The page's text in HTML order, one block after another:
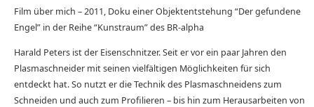
Film über mich – 2011, Doku einer Objektentstehung “Der gefundene
Engel” in der Reihe “Kunstraum” des BR-alpha
Harald Peters ist der Eisenschnitzer. Seit er vor ein paar Jahren den
Plasmaschneider mit seinen vielfältigen Möglichkeiten für sich
entdeckt hat. So nutzt er die Technik des Plasmaschneidens zum
Schneiden und auch zum Profilieren – bis hin zum Herausarbeiten von